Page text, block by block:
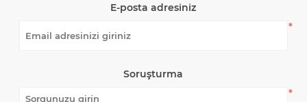
E-posta adresiniz
*
Soruşturma
*